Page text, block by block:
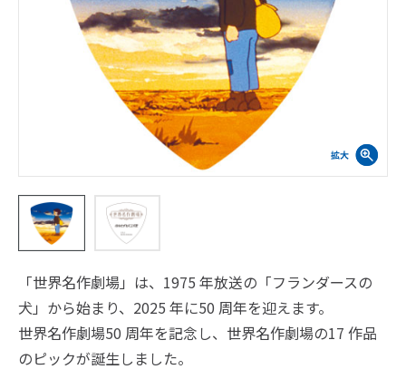
「世界名作劇場」は、1975 年放送の「フランダースの
犬」から始まり、2025 年に50 周年を迎えます。
世界名作劇場50 周年を記念し、世界名作劇場の17 作品
のピックが誕生しました。